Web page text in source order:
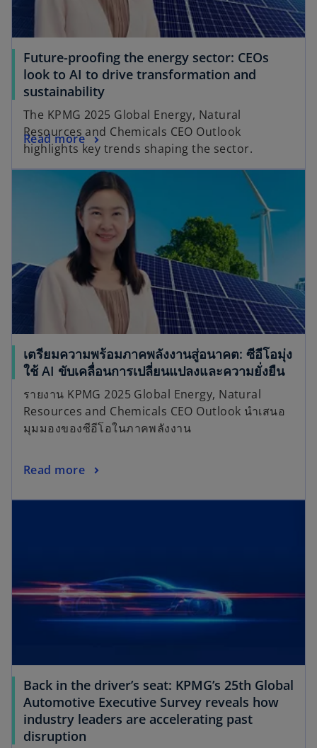
Future-proofing the energy sector: CEOs
look to AI to drive transformation and
sustainability
The KPMG 2025 Global Energy, Natural
Resources and Chemicals CEO Outlook
highlights key trends shaping the sector.
Read more
เตรียมความพร้อมภาคพลังงานสู่อนาคต: ซีอีโอมุ่ง
ใช้ AI ขับเคลื่อนการเปลี่ยนแปลงและความยั่งยืน
รายงาน KPMG 2025 Global Energy, Natural
Resources and Chemicals CEO Outlook นำเสนอ
มุมมองของซีอีโอในภาคพลังงาน
Read more
Back in the driver’s seat: KPMG’s 25th Global
Automotive Executive Survey reveals how
industry leaders are accelerating past
disruption